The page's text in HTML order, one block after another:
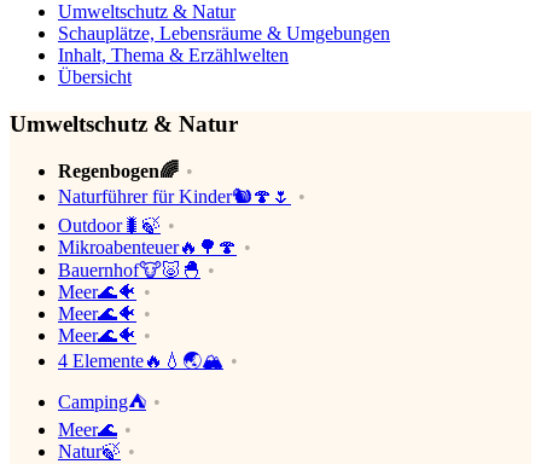
Umweltschutz & Natur
Schauplätze, Lebensräume & Umgebungen
Inhalt, Thema & Erzählwelten
Übersicht
Umweltschutz & Natur
Regenbogen🌈
Naturführer für Kinder🐿🍄🌷
Outdoor🐛🍃
Mikroabenteuer🔥🌳🍄
Bauernhof🐮🐷🐣
Meer🌊🐠
Meer🌊🐠
Meer🌊🐠
4 Elemente🔥💧🌏🏔
Camping⛺
Meer🌊
Natur🍃